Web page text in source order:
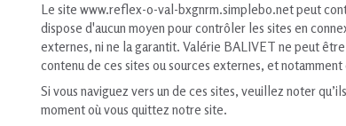
Le site www.reflex-o-val-bxgnrm.simplebo.net peut
dispose d'aucun moyen pour contrôler les sites en
externes, ni ne la garantit. Valérie BALIVET ne peut
contenu de ces sites ou sources externes, et
Si vous naviguez vers un de ces sites, veuillez noter
moment où vous quittez notre site.